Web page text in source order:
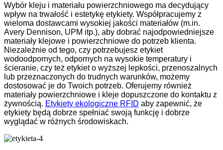
Wybór kleju i materiału powierzchniowego ma decydujący
wpływ na trwałość i estetykę etykiety. Współpracujemy z
wieloma dostawcami wysokiej jakości materiałów (m.in.
Avery Dennison, UPM itp.), aby dobrać najodpowiedniejsze
materiały klejowe i powierzchniowe do potrzeb klienta.
Niezależnie od tego, czy potrzebujesz etykiet
wodoodpornych, odpornych na wysokie temperatury i
ścieranie, czy też etykiet o wyższej lepkości, przenoszalnych
lub przeznaczonych do trudnych warunków, możemy
dostosować je do Twoich potrzeb. Oferujemy również
materiały powierzchniowe i kleje dopuszczone do kontaktu z
żywnością. Etykiety ekologiczne RFID aby zapewnić, że
etykiety będą dobrze spełniać swoją funkcję i dobrze
wyglądać w różnych środowiskach.